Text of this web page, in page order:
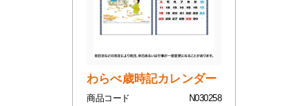
わらべ歳時記カレンダー
商品コード
N030258